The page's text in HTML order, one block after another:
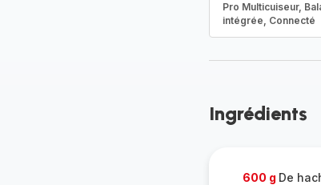
Pro Multicuiseur,
intégrée, Connecté
Ingrédients
600 g De